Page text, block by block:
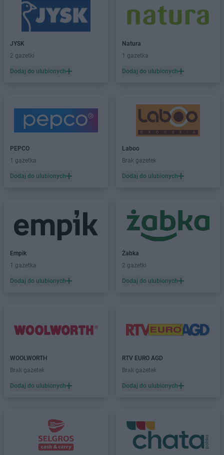
JYSK
2 gazetki
Dodaj do ulubionych
Natura
1 gazetka
Dodaj do ulubionych
PEPCO
1 gazetka
Dodaj do ulubionych
Laboo
Brak gazetek
Dodaj do ulubionych
Empik
1 gazetka
Dodaj do ulubionych
Żabka
2 gazetki
Dodaj do ulubionych
WOOLWORTH
Brak gazetek
Dodaj do ulubionych
RTV EURO AGD
Brak gazetek
Dodaj do ulubionych